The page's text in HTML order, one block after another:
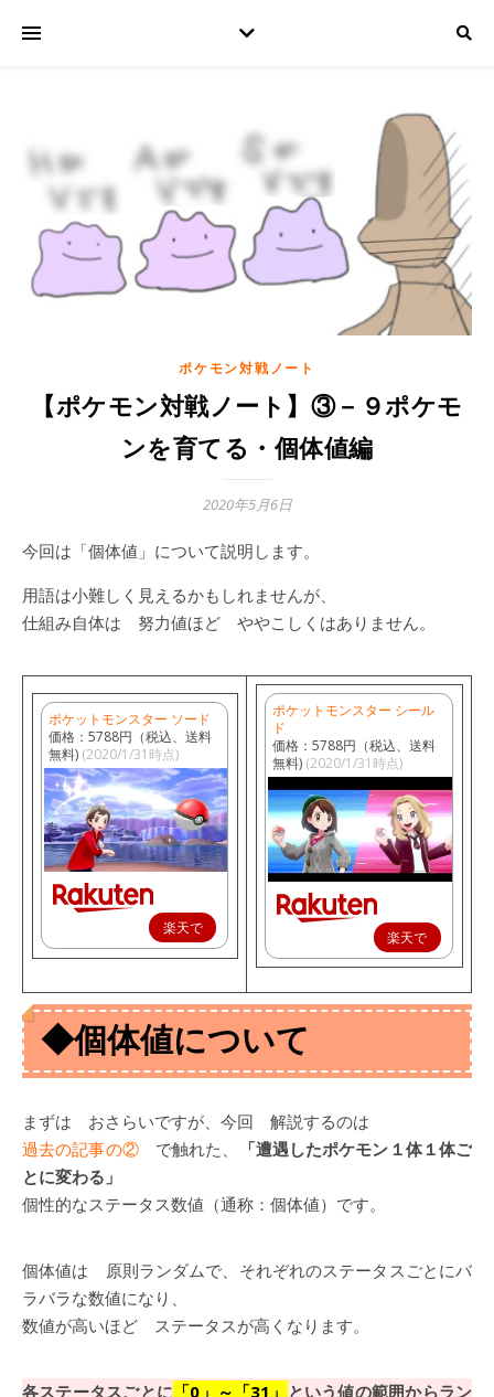
ポケモン対戦ノート
【ポケモン対戦ノート】③－９ポケモ
ンを育てる・個体値編
2020年5月6日
今回は「個体値」について説明します。
用語は小難しく見えるかもしれませんが、
仕組み自体は 努力値ほど ややこしくはありません。
ポケットモンスター ソード
価格：5788円（税込、送料
無料) (2020/1/31時点)
楽天で
購入
ポケットモンスター シール
ド
価格：5788円（税込、送料
無料) (2020/1/31時点)
楽天で
購入
◆個体値について
まずは おさらいですが、今回 解説するのは
過去の記事の②で触れた、
「遭遇したポケモン１体１体ご
とに変わる」
個性的なステータス数値（通称：個体値）です。
個体値は 原則ランダムで、それぞれのステータスごとにバ
ラバラな数値になり、
数値が高いほど ステータスが高くなります。
各ステータスごとに 「0」～「31」 という値の範囲からラン